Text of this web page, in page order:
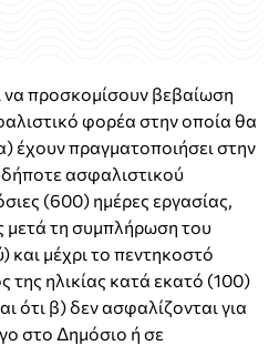
να προσκομίσουν βεβαίωση
φορέα στην οποία θα
έχουν πραγματοποιήσει στην
ασφαλιστικού
(600) ημέρες εργασίας,
μετά τη συμπλήρωση του
και μέχρι το πεντηκοστό
της ηλικίας κατά εκατό (100)
ότι β) δεν ασφαλίζονται για
στο Δημόσιο ή σε